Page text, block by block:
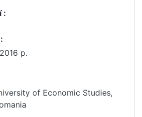
:
р.
of Economic Studies,